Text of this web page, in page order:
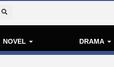
NOVEL DRAMA